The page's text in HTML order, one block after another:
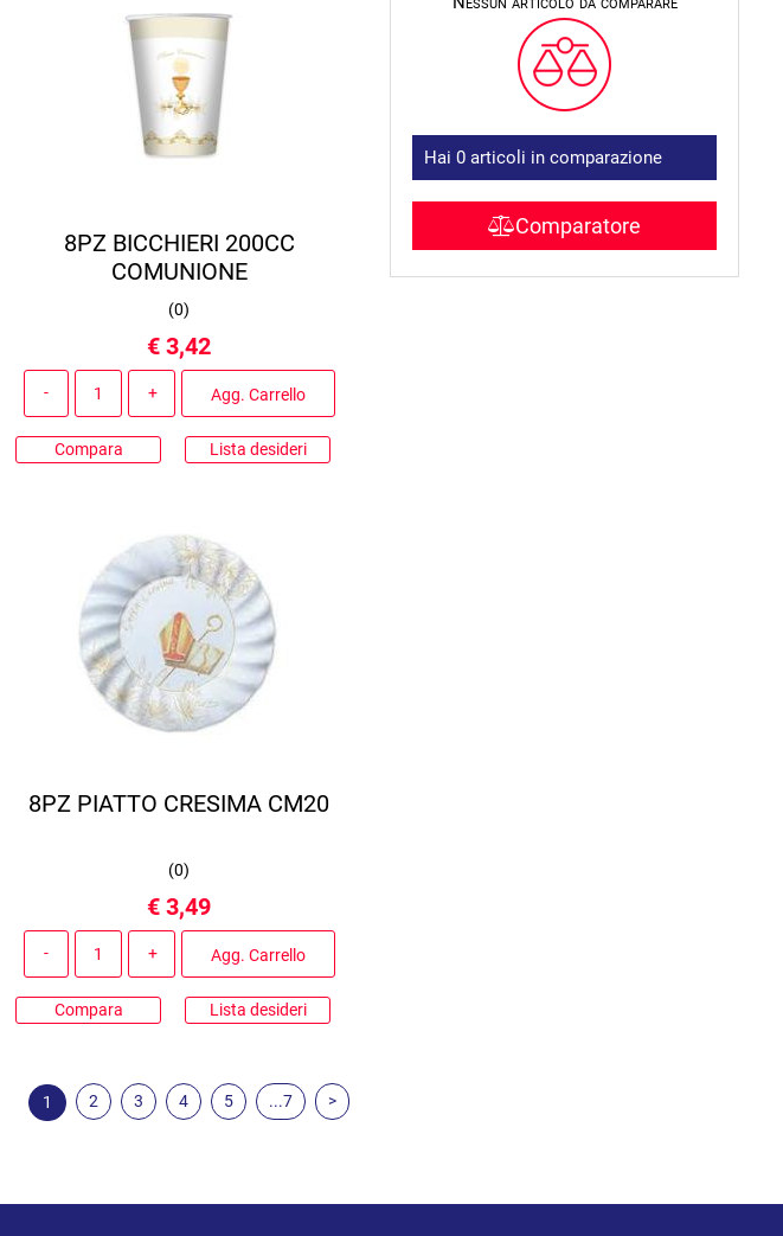
Hai 0 articoli in comparazione
Comparatore
8PZ BICCHIERI 200CC
COMUNIONE
(0)
€ 3,42
Agg. Carrello
Compara Lista desideri
8PZ PIATTO CRESIMA CM20
(0)
€ 3,49
Agg. Carrello
Compara Lista desideri
1 2 3 4 5 ...7 >